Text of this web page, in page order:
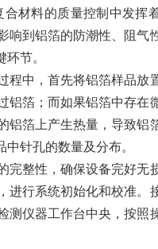
材料的质量控制中发挥
响到铝箔的防潮性、阻气
节。
中，首先将铝箔样品放
箔；而如果铝箔中存在
箔上产生热量，导致铝
针孔的数量及分布。
完整性，确保设备完好无
行系统初始化和校准。
仪器工作台中央，按照